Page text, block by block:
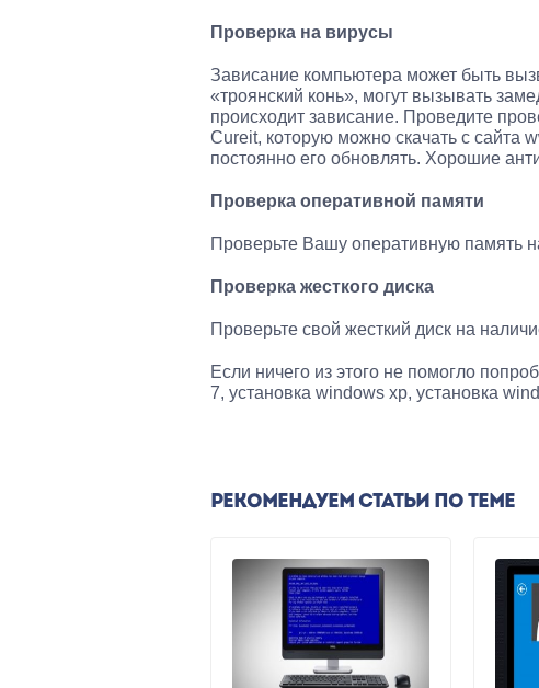
Проверка на вирусы
Зависание компьютера может быть
«троянский конь», могут вызывать
происходит зависание. Проведите
Cureit, которую можно скачать с сайта
постоянно его обновлять. Хорошие
Проверка оперативной памяти
Проверьте Вашу оперативную память
Проверка жесткого диска
Проверьте свой жесткий диск на
Если ничего из этого не помогло
7, установка windows xp, установка
РЕКОМЕНДУЕМ СТАТЬИ ПО ТЕМЕ